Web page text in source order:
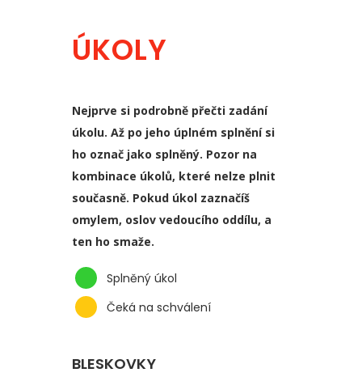
ÚKOLY
Nejprve si podrobně přečti zadání
úkolu. Až po jeho úplném splnění si
ho označ jako splněný. Pozor na
kombinace úkolů, které nelze plnit
současně. Pokud úkol zaznačíš
omylem, oslov vedoucího oddílu, a
ten ho smaže.
Splněný úkol
Čeká na schválení
BLESKOVKY